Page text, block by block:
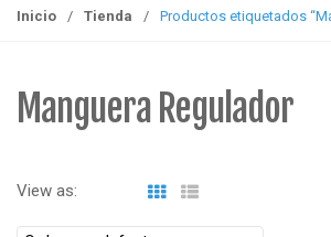
Inicio / Tienda / Productos etiquetados
Manguera Regulador
View as: